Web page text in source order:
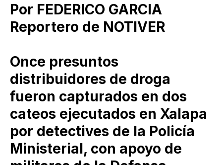
Por FEDERICO GARCIA
Reportero de NOTIVER
Once presuntos
distribuidores de droga
fueron capturados en dos
cateos ejecutados en Xalapa
por detectives de la Policía
Ministerial, con apoyo de